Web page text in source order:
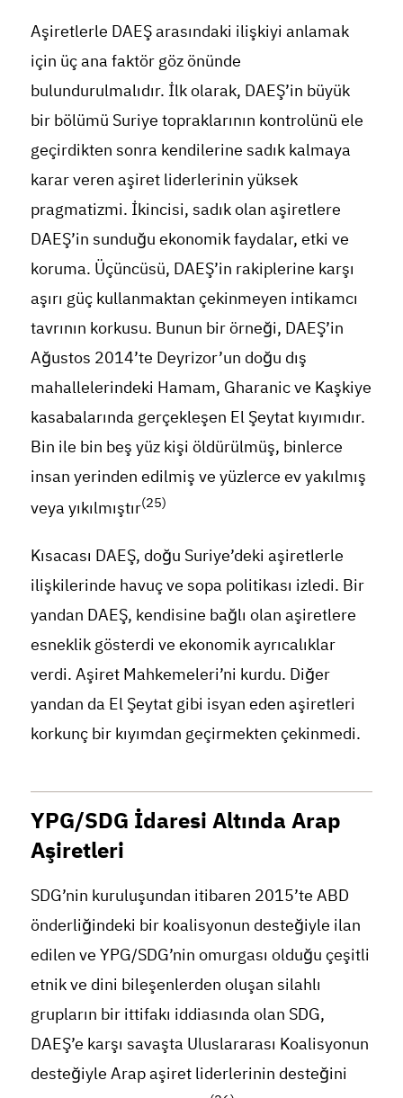
Aşiretlerle DAEŞ arasındaki ilişkiyi anlamak
için üç ana faktör göz önünde
bulundurulmalıdır. İlk olarak, DAEŞ’in büyük
bir bölümü Suriye topraklarının kontrolünü ele
geçirdikten sonra kendilerine sadık kalmaya
karar veren aşiret liderlerinin yüksek
pragmatizmi. İkincisi, sadık olan aşiretlere
DAEŞ’in sunduğu ekonomik faydalar, etki ve
koruma. Üçüncüsü, DAEŞ’in rakiplerine karşı
aşırı güç kullanmaktan çekinmeyen intikamcı
tavrının korkusu. Bunun bir örneği, DAEŞ’in
Ağustos 2014’te Deyrizor’un doğu dış
mahallelerindeki Hamam, Gharanic ve Kaşkiye
kasabalarında gerçekleşen El Şeytat kıyımıdır.
Bin ile bin beş yüz kişi öldürülmüş, binlerce
insan yerinden edilmiş ve yüzlerce ev yakılmış
veya yıkılmıştır(25)
Kısacası DAEŞ, doğu Suriye’deki aşiretlerle
ilişkilerinde havuç ve sopa politikası izledi. Bir
yandan DAEŞ, kendisine bağlı olan aşiretlere
esneklik gösterdi ve ekonomik ayrıcalıklar
verdi. Aşiret Mahkemeleri’ni kurdu. Diğer
yandan da El Şeytat gibi isyan eden aşiretleri
korkunç bir kıyımdan geçirmekten çekinmedi.
YPG/SDG İdaresi Altında Arap
Aşiretleri
SDG’nin kuruluşundan itibaren 2015’te ABD
önderliğindeki bir koalisyonun desteğiyle ilan
edilen ve YPG/SDG’nin omurgası olduğu çeşitli
etnik ve dini bileşenlerden oluşan silahlı
grupların bir ittifakı iddiasında olan SDG,
DAEŞ’e karşı savaşta Uluslararası Koalisyonun
desteğiyle Arap aşiret liderlerinin desteğini